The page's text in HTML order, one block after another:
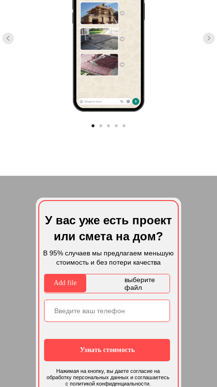
У вас уже есть проект
или смета на дом?
В 95% случаев мы предлагаем меньшую
стоимость и без потери качества
Нажимая на кнопку, вы даете согласие на
обработку персональных данных и соглашаетесь
c политикой конфиденциальности.
Add file
Узнать стоимость
выберите
файл